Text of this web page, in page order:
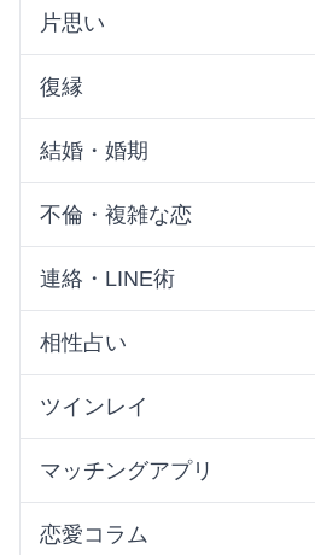
片思い
復縁
結婚・婚期
不倫・複雑な恋
連絡・LINE術
相性占い
ツインレイ
マッチングアプリ
恋愛コラム